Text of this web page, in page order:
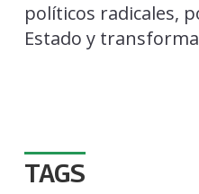
políticos radicales,
Estado y
TAGS